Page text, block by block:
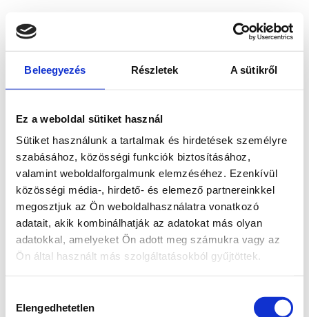
Beleegyezés Részletek A sütikről
Ez a weboldal sütiket használ
Sütiket használunk a tartalmak és hirdetések személyre
szabásához, közösségi funkciók biztosításához,
valamint weboldalforgalmunk elemzéséhez. Ezenkívül
közösségi média-, hirdető- és elemező partnereinkkel
megosztjuk az Ön weboldalhasználatra vonatkozó
adatait, akik kombinálhatják az adatokat más olyan
adatokkal, amelyeket Ön adott meg számukra vagy az
Ön által használt más szolgáltatásokból gyűjtöttek.
kiválasztása
Elengedhetetlen
loadingwww.bicapp.hu
(see the browser console for more